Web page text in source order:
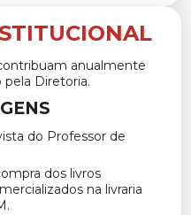
anualmente
Diretoria.
do Professor de
dos livros
na livraria